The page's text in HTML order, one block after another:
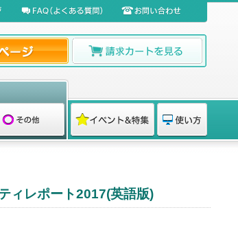
ィレポート2017(英語版)